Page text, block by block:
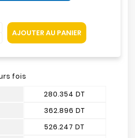
AJOUTER AU PANIER
fois
280.354 DT
362.896 DT
526.247 DT